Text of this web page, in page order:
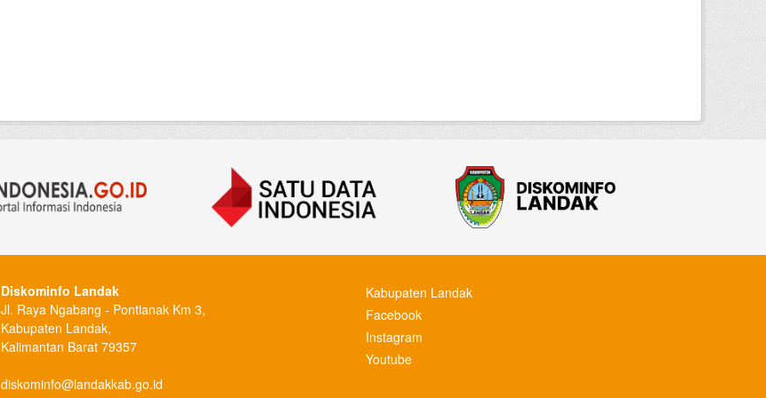
Diskominfo Landak
Jl. Raya Ngabang - Pontianak Km 3,
Kabupaten Landak,
Kalimantan Barat 79357
diskominfo@landakkab.go.id
Kabupaten Landak
Facebook
Instagram
Youtube